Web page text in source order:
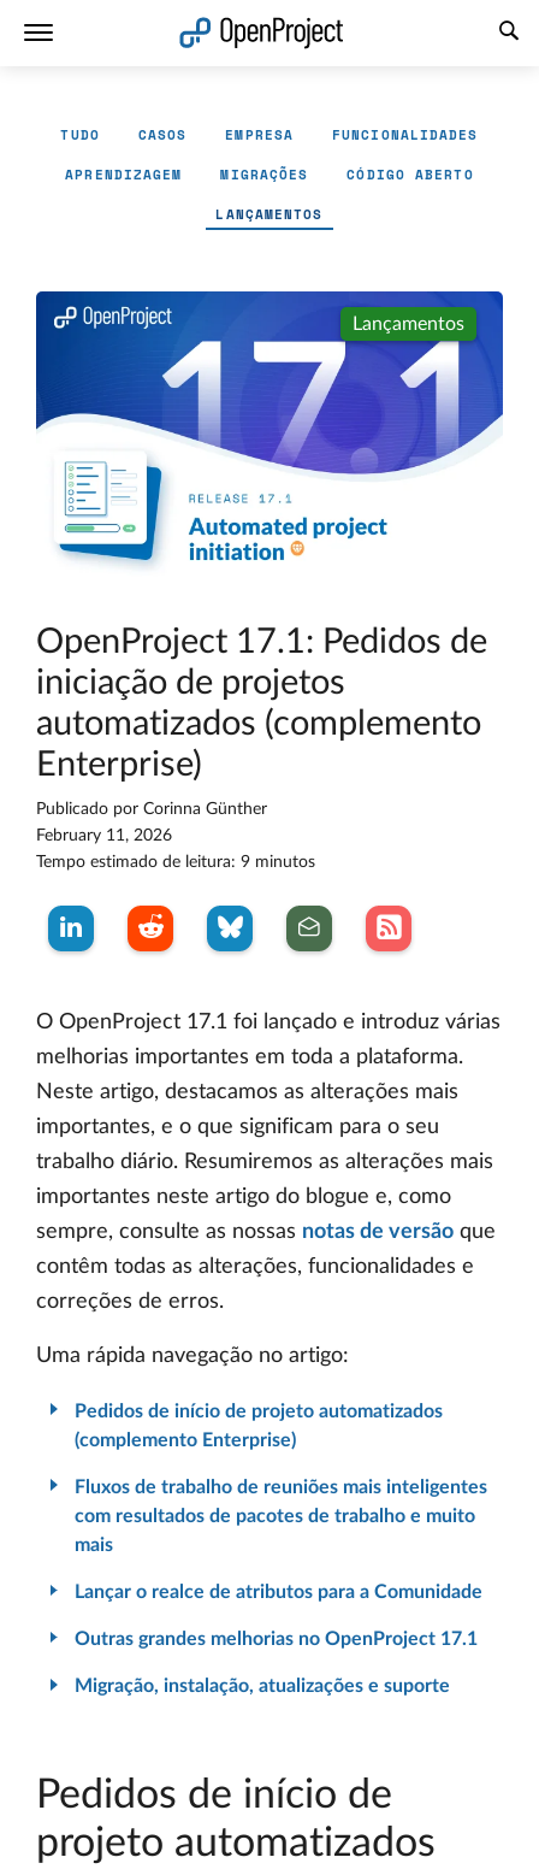
TUDO CASOS EMPRESA FUNCIONALIDADES
APRENDIZAGEM MIGRAÇÕES CÓDIGO ABERTO
LANÇAMENTOS
Lançamentos
OpenProject 17.1: Pedidos de
iniciação de projetos
automatizados (complemento
Enterprise)
Publicado por Corinna Günther
February 11, 2026
Tempo estimado de leitura: 9 minutos
O OpenProject 17.1 foi lançado e introduz várias
melhorias importantes em toda a plataforma.
Neste artigo, destacamos as alterações mais
importantes, e o que significam para o seu
trabalho diário. Resumiremos as alterações mais
importantes neste artigo do blogue e, como
sempre, consulte as nossas notas de versão que
contêm todas as alterações, funcionalidades e
correções de erros.
Uma rápida navegação no artigo:
Pedidos de início de projeto automatizados
(complemento Enterprise)
Fluxos de trabalho de reuniões mais inteligentes
com resultados de pacotes de trabalho e muito
mais
Lançar o realce de atributos para a Comunidade
Outras grandes melhorias no OpenProject 17.1
Migração, instalação, atualizações e suporte
Pedidos de início de
projeto automatizados
Abrir a ligação num novo separador